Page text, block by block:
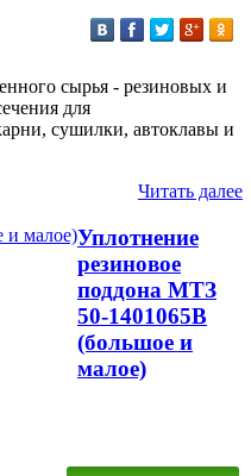
сырья - резиновых и
для
сушилки, автоклавы и
Читать далее
Уплотнение
резиновое
поддона МТЗ
50-1401065В
(большое и
малое)